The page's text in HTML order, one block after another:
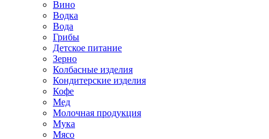
Вино
Водка
Вода
Грибы
Детское питание
Зерно
Колбасные изделия
Кондитерские изделия
Кофе
Мед
Молочная продукция
Мука
Мясо